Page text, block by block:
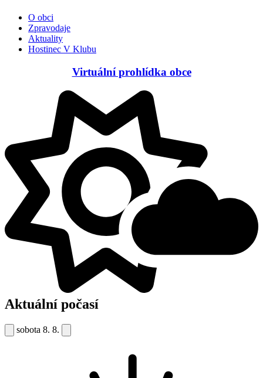
O obci
Zpravodaje
Aktuality
Hostinec V Klubu
Virtuální prohlídka obce
Aktuální počasí
sobota 8. 8.